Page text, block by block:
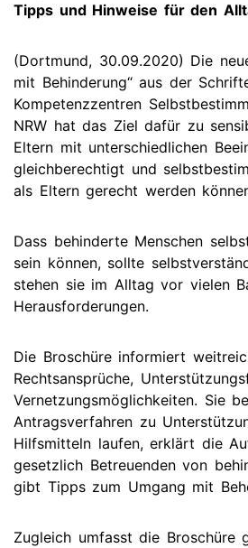
Tipps und Hinweise für den
(Dortmund, 30.09.2020) Die
mit Behinderung“ aus der
Kompetenzzentren
NRW hat das Ziel dafür zu
Eltern mit unterschiedlichen
gleichberechtigt und
als Eltern gerecht werden
Dass behinderte Menschen
sein können, sollte
stehen sie im Alltag vor vielen
Herausforderungen.
Die Broschüre informiert
Rechtsansprüche,
Vernetzungsmöglichkeiten. Sie
Antragsverfahren zu
Hilfsmitteln laufen, erklärt die
gesetzlich Betreuenden von
gibt Tipps zum Umgang mit
Zugleich umfasst die Broschüre